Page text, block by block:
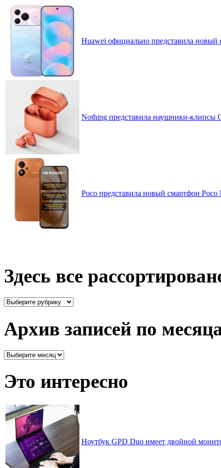
Huawei официально представила
Nothing представила наушники-клипсы
Poco представила новый смартфон
Здесь все
Здесь
Архив записей по
Архив
месяцам
Это интересно
Ноутбук GPD Duo имеет двойной